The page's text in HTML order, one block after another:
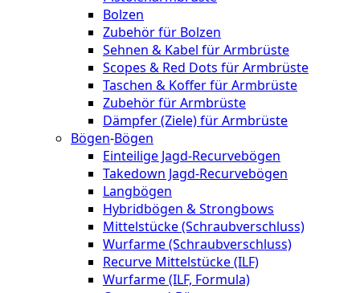
Bolzen
Zubehör für Bolzen
Sehnen & Kabel für Armbrüste
Scopes & Red Dots für Armbrüste
Taschen & Koffer für Armbrüste
Zubehör für Armbrüste
Dämpfer (Ziele) für Armbrüste
Bögen-Bögen
Einteilige Jagd-Recurvebögen
Takedown Jagd-Recurvebögen
Langbögen
Hybridbögen & Strongbows
Mittelstücke (Schraubverschluss)
Wurfarme (Schraubverschluss)
Recurve Mittelstücke (ILF)
Wurfarme (ILF, Formula)